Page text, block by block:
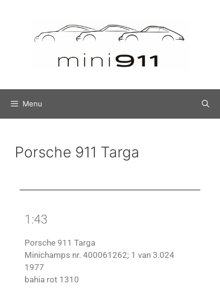
Menu
Porsche 911 Targa
1:43
Porsche 911 Targa
Minichamps nr. 400061262; 1 van 3.024
1977
bahia rot 1310